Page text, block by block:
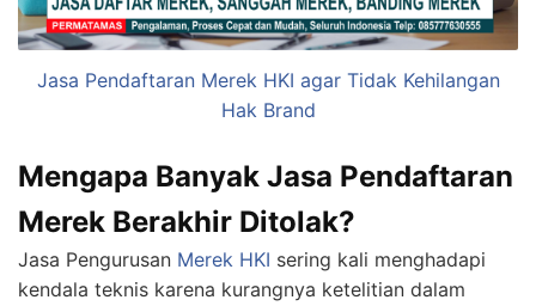
Jasa Pendaftaran Merek HKI agar Tidak Kehilangan
Hak Brand
Mengapa Banyak Jasa Pendaftaran
Merek Berakhir Ditolak?
Jasa Pengurusan Merek HKI sering kali menghadapi
kendala teknis karena kurangnya ketelitian dalam